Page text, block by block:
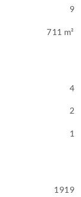
9
711 m²
4
2
1
1919